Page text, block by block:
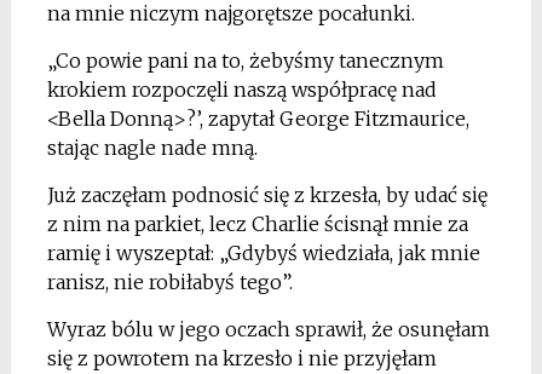
na mnie niczym najgorętsze pocałunki.
„Co powie pani na to, żebyśmy tanecznym
krokiem rozpoczęli naszą współpracę nad
<Bella Donną>?’, zapytał George Fitzmaurice,
stając nagle nade mną.
Już zaczęłam podnosić się z krzesła, by udać się
z nim na parkiet, lecz Charlie ścisnął mnie za
ramię i wyszeptał: „Gdybyś wiedziała, jak mnie
ranisz, nie robiłabyś tego”.
Wyraz bólu w jego oczach sprawił, że osunęłam
się z powrotem na krzesło i nie przyjęłam